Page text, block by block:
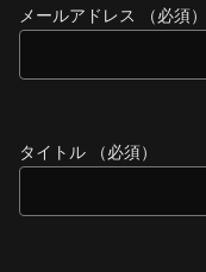
メールアドレス （必須）
タイトル （必須）